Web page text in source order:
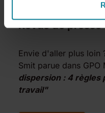
Revue de presse
Envie d'aller plus loin
Smit parue dans GPO
dispersion : 4 règles
travail"